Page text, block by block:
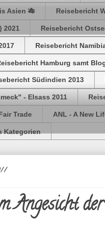
Asien 🎋 Reisebericht
2021 Reisebericht
Reisebericht
Hamburg samt
Südindien 2013
- Elsass 2011
Trade ANL - A New
Kategorien
Angesicht